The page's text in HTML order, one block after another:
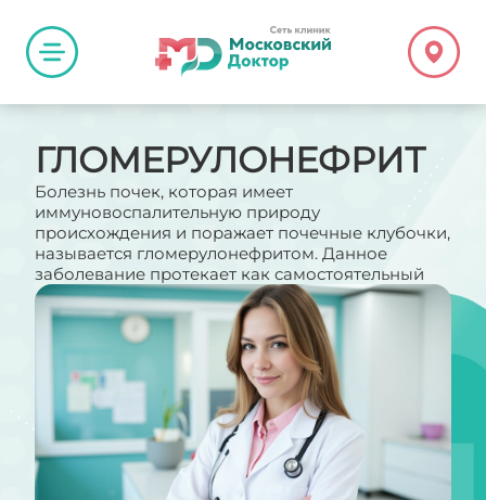
ГЛОМЕРУЛОНЕФРИТ
Болезнь почек, которая имеет
иммуновоспалительную природу
происхождения и поражает почечные клубочки,
называется гломерулонефритом. Данное
заболевание протекает как самостоятельный